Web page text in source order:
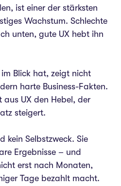
ist einer der stärksten
Wachstum. Schlechte
unten, gute UX hebt ihn
Blick hat, zeigt nicht
harte Business-Fakten.
UX den Hebel, der
steigert.
kein Selbstzweck. Sie
Ergebnisse – und
erst nach Monaten,
Tage bezahlt macht.